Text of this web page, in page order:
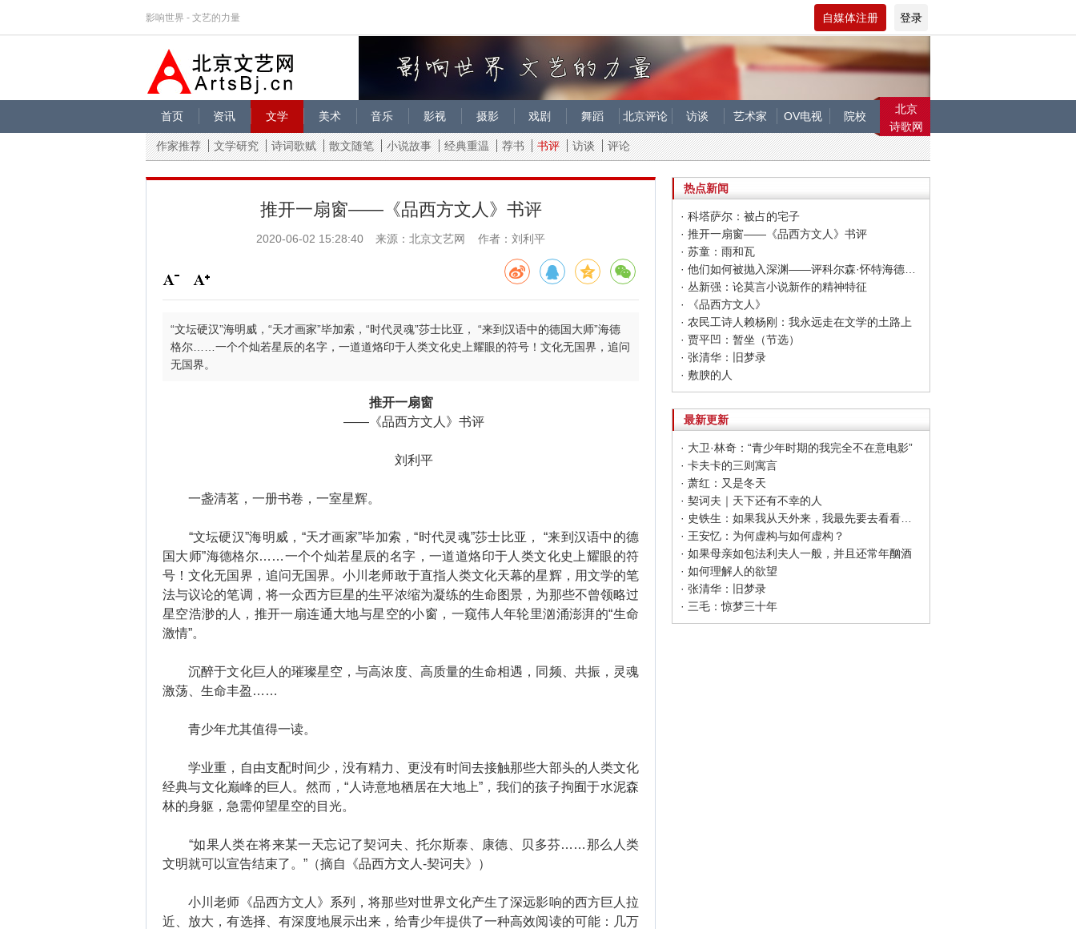
影响世界 - 文艺的力量 自媒体注册 登录
首页 资讯 文学 美术 音乐 影视 摄影 戏剧 舞蹈 北京评论 访谈 艺术家 OV电视 院校
北京
诗歌网
作家推荐
文学研究 诗词歌赋 散文随笔 小说故事 经典重温 荐书 书评 访谈 评论
推开一扇窗——《品西方文人》书评
2020-06-02 15:28:40 来源：北京文艺网 作者：刘利平
“文坛硬汉”海明威，“天才画家”毕加索，“时代灵魂”莎士比亚， “来到汉语中的德国大师”海德
格尔……一个个灿若星辰的名字，一道道烙印于人类文化史上耀眼的符号！文化无国界，追问
无国界。
推开一扇窗
——《品西方文人》书评
刘利平
一盏清茗，一册书卷，一室星辉。
“文坛硬汉”海明威，“天才画家”毕加索，“时代灵魂”莎士比亚， “来到汉语中的德
国大师”海德格尔……一个个灿若星辰的名字，一道道烙印于人类文化史上耀眼的符
号！文化无国界，追问无国界。小川老师敢于直指人类文化天幕的星辉，用文学的笔
法与议论的笔调，将一众西方巨星的生平浓缩为凝练的生命图景，为那些不曾领略过
星空浩渺的人，推开一扇连通大地与星空的小窗，一窥伟人年轮里汹涌澎湃的“生命
激情”。
沉醉于文化巨人的璀璨星空，与高浓度、高质量的生命相遇，同频、共振，灵魂
激荡、生命丰盈……
青少年尤其值得一读。
学业重，自由支配时间少，没有精力、更没有时间去接触那些大部头的人类文化
经典与文化巅峰的巨人。然而，“人诗意地栖居在大地上”，我们的孩子拘囿于水泥森
林的身躯，急需仰望星空的目光。
“如果人类在将来某一天忘记了契诃夫、托尔斯泰、康德、贝多芬……那么人类
文明就可以宣告结束了。”（摘自《品西方文人-契诃夫》）
小川老师《品西方文人》系列，将那些对世界文化产生了深远影响的西方巨人拉
近、放大，有选择、有深度地展示出来，给青少年提供了一种高效阅读的可能：几万
热点新闻
· 科塔萨尔：被占的宅子
· 推开一扇窗——《品西方文人》书评
· 苏童：雨和瓦
· 他们如何被抛入深渊——评科尔森·怀特海德新作《尼科尔少年》
· 丛新强：论莫言小说新作的精神特征
· 《品西方文人》
· 农民工诗人赖杨刚：我永远走在文学的土路上
· 贾平凹：暂坐（节选）
· 张清华：旧梦录
· 敷腴的人
最新更新
· 大卫·林奇：“青少年时期的我完全不在意电影”
· 卡夫卡的三则寓言
· 萧红：又是冬天
· 契诃夫｜天下还有不幸的人
· 史铁生：如果我从天外来，我最先要去看看足球
· 王安忆：为何虚构与如何虚构？
· 如果母亲如包法利夫人一般，并且还常年酗酒
· 如何理解人的欲望
· 张清华：旧梦录
· 三毛：惊梦三十年